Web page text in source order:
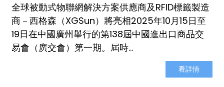
全球被動式物聯網解決方案供應商及RFID標籤製造
商－西格森（XGSun）將亮相2025年10月15日至
19日在中國廣州舉行的第138屆中國進出口商品交
易會（廣交會）第一期。屆時…
看詳情